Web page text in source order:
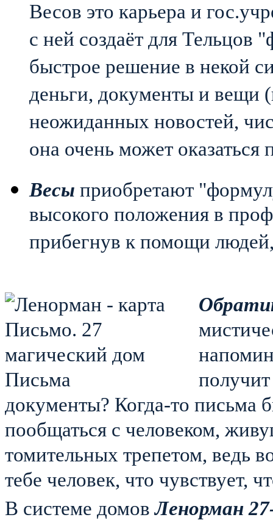
Весов это карьера и
с ней создаёт для
быстрое решение в некой
деньги, документы и
неожиданных новостей,
она очень может оказаться
Весы приобретают
высокого положения в
прибегнув к помощи
документы? Когда-то письма
пообщаться с человеком,
томительных трепетом, ведь
тебе человек, что чувствует,
В системе домовЛенорман